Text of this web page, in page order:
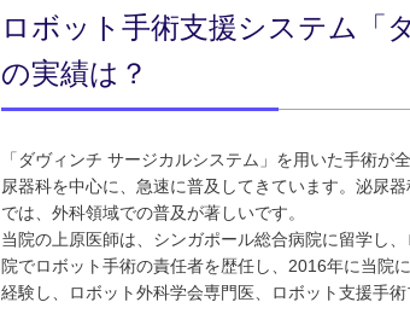
ロボット手術支援システム「
の実績は？
「ダヴィンチ サージカルシステム」を用いた手術
尿器科を中心に、急速に普及してきています。泌尿
では、外科領域での普及が著しいです。
当院の上原医師は、シンガポール総合病院に留学し
院でロボット手術の責任者を歴任し、2016年に当院
経験し、ロボット外科学会専門医、ロボット支援手